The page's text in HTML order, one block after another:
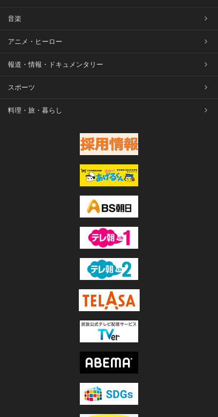
音楽
アニメ・ヒーロー
報道・情報・ドキュメンタリー
スポーツ
料理・旅・暮らし